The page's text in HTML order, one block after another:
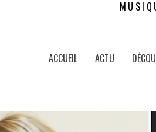
ACCUEIL ACTU